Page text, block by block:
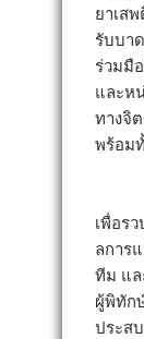
ยาเส
รับบา
ร่วมมื
และห
ทางจิ
พร้อม
เพื่อร
ลการ
ทีม แล
ผู้พิทัก
ประส